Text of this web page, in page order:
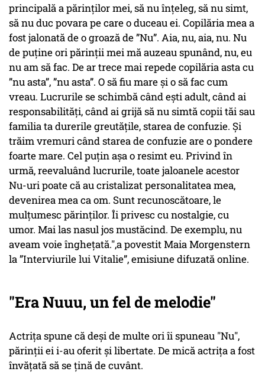
principală a părinților mei, să nu înțeleg, să nu simt,
să nu duc povara pe care o duceau ei. Copilăria mea a
fost jalonată de o groază de ”Nu”. Aia, nu, aia, nu. Nu
de puține ori părinții mei mă auzeau spunând, nu, eu
nu am să fac. De ar trece mai repede copilăria asta cu
”nu asta”, ”nu asta”. O să fiu mare și o să fac cum
vreau. Lucrurile se schimbă când ești adult, când ai
responsabilități, când ai grijă să nu simtă copii tăi sau
familia ta durerile greutățile, starea de confuzie. Și
trăim vremuri când starea de confuzie are o pondere
foarte mare. Cel puțin așa o resimt eu. Privind în
urmă, reevaluând lucrurile, toate jaloanele acestor
Nu-uri poate că au cristalizat personalitatea mea,
devenirea mea ca om. Sunt recunoscătoare, le
mulțumesc părinților. Îi privesc cu nostalgie, cu
umor. Mai las nasul jos mustăcind. De exemplu, nu
aveam voie înghețată.",a povestit Maia Morgenstern
la ”Interviurile lui Vitalie”, emisiune difuzată online.
"Era Nuuu, un fel de melodie"
Actrița spune că deși de multe ori îi spuneau "Nu",
părinții ei i-au oferit și libertate. De mică actrița a fost
învățată să se țină de cuvânt.